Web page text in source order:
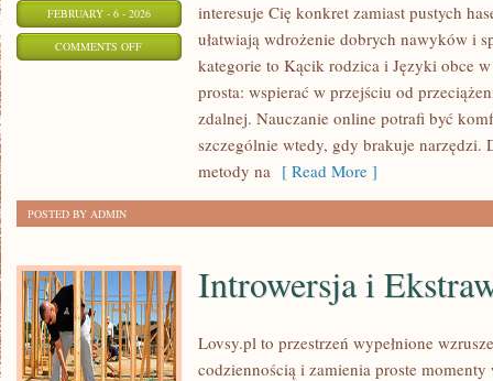
FEBRUARY - 6 - 2026
COMMENTS OFFON
DORADZTWO
ZAWODOWE
interesuje Cię konkret zamiast pustych
ułatwiają wdrożenie dobrych nawyków i
kategorie to Kącik rodzica i Języki obce
prosta: wspierać w przejściu od
zdalnej. Nauczanie online potrafi być
szczególnie wtedy, gdy brakuje narzędzi.
metody na [ Read More ]
POSTED BY ADMIN
Introwersja i
Lovsy.pl to przestrzeń wypełnione
codziennością i zamienia proste